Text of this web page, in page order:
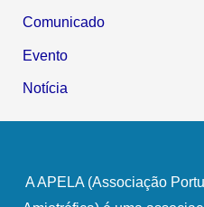
Comunicado
Evento
Notícia
A APELA (Associação